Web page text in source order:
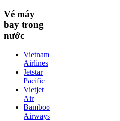
Vé máy
bay trong
nước
Vietnam
Airlines
Jetstar
Pacific
Vietjet
Air
Bamboo
Airways